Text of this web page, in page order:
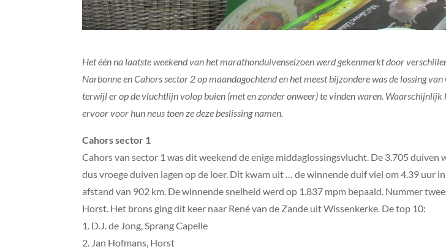
Het één na laatste weekend van het marathonduivenseizoen werd gekenmerkt door
Narbonne en Cahors sector 2 op maandagochtend en het meest bijzondere was de lossing
terwijl er op de vluchtlijn volop buien (met en zonder onweer) te vinden waren.
ervoor voor hun neus toen ze deze beslissing namen.
Cahors sector 1
Cahors van sector 1 was dit weekend de enige middaglossingsvlucht. De 3.705
dus vroege duiven lagen op de loer. Dit kwam uit … de winnende duif viel om 4.39 uur
afstand van 902 km. De winnende snelheid werd op 1.837 mpm bepaald. Nummer
Horst. Het brons ging dit keer naar René van de Zande uit Wissenkerke. De top 10:
1. D.J. de Jong, Sprang Capelle
2. Jan Hofmans, Horst